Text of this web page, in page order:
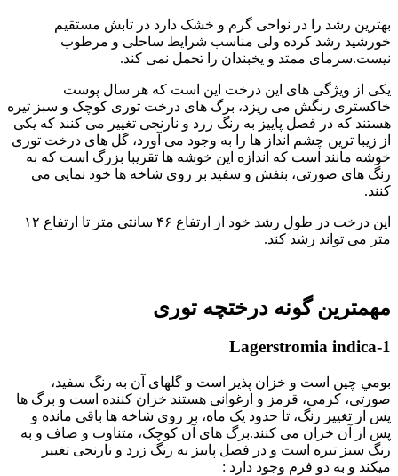
بهترین رشد را در نواحی گرم و خشک دارد در تابش مستقیم
خورشید رشد کرده ولی مناسب شرایط ساحلی و مرطوب
نیست.سرمای ممتد و یخبندان را تحمل نمی کند.
یکی از ویژگی های این درخت این است که هر سال پوست
خاکستری رنگش می ریزد، برگ های درخت توری کوچک و سبز تیره
هستند که در فصل پاییز به رنگ زرد و نارنجی تغییر می کنند که یکی
از زیبا ترین چشم انداز ها را به وجود می آورد، گل های درخت توری
خوشه مانند است که اندازه این خوشه ها تقریبا بزرگ است که به
رنگ های صورتی، بنفش و سفید بر روی شاخه ها خود نمایی می
کنند.
این درخت در طول رشد خود از ارتفاع ۴۶ سانتی متر تا ارتفاع ۱۲
متر می تواند رشد کند.
مهمترين گونه درختچه توری
Lagerstromia indica-1
بومي چين است و خزان پذیر است و گلهای آن به رنگ سفید،
صورتی، کرمی، قرمز و ارغوانی هستند خزان کننده است و برگ ها
پس از تغییر رنگ، تا حدود یک ماه، بر روی شاخه ها باقی مانده و
پس از آن خزان می کنند.برگ های آن کوچک، متناوب و صاف و به
رنگ سبز تیره است و در فصل پاییز به رنگ زرد و نارنجی تغییر
میکند و به دو فرم وجود دارد :